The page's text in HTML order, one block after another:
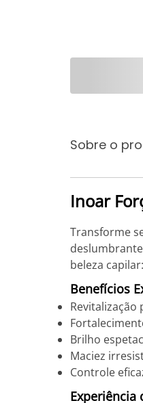
Sobre o
Inoar
Transforme
beleza
Benefícios
Brilho
Maciez
Controle
Experiência